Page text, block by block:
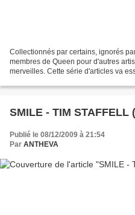
Collectionnés par certains, ignorés
membres de Queen pour d'autres
merveilles. Cette série d'articles va
SMILE - TIM STAFFELL
Publié le 08/12/2009 à 21:54
Par ANTHEVA